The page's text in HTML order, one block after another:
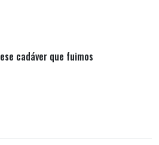
cadáver que fuimos